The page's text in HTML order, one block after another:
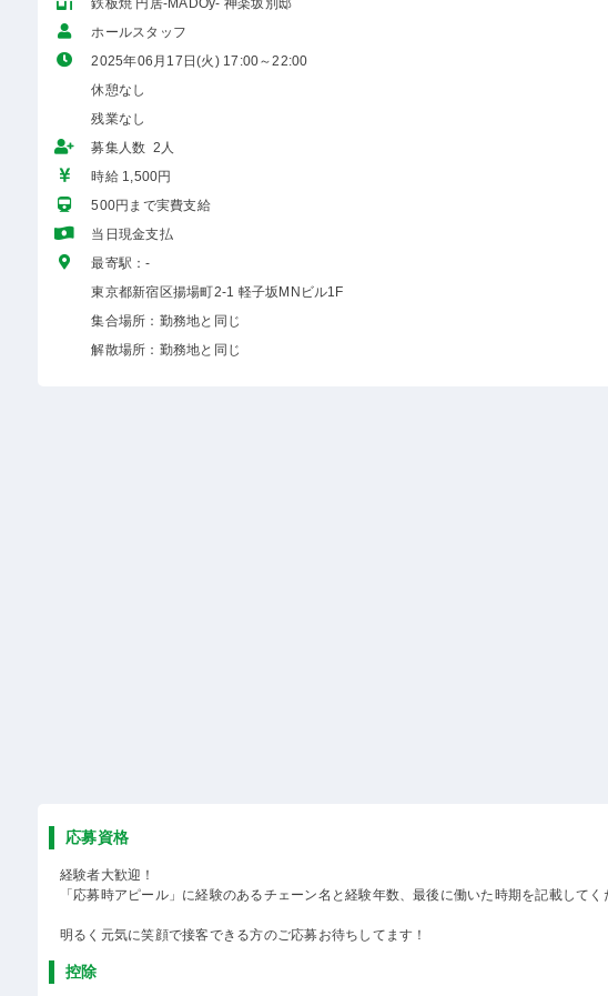
鉄板焼 円居-MADOy- 神楽坂別邸
ホールスタッフ
2025年06月17日(火) 17:00～22:00
休憩なし
残業なし
募集人数 2人
時給 1,500円
500円まで実費支給
当日現金支払
最寄駅：-
東京都新宿区揚場町2-1 軽子坂MNビル1F
集合場所：勤務地と同じ
解散場所：勤務地と同じ
応募資格
経験者大歓迎！
「応募時アピール」に経験のあるチェーン名と経験年数、最後に働いた時期を記載してく
明るく元気に笑顔で接客できる方のご応募お待ちしてます！
控除